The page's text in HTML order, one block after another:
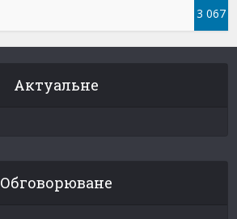
3 067
Актуальне
Обговорюване